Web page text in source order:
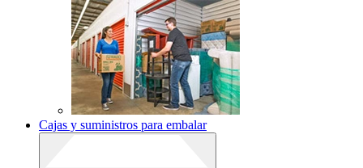
Cajas y suministros para embalar